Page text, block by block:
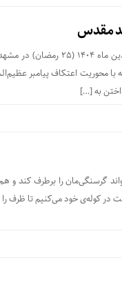
مقدس
پنجمین محفل علمی – روشی «در محضر خورشید» از
محوریت اعتکاف پیامبر
به […]
گرسنگی‌مان را برطرف کند و
کوله‌ی خود می‌کنیم تا ظرف را